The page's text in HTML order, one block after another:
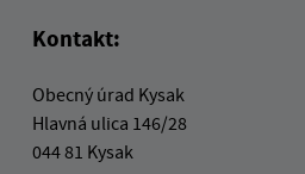
Kontakt:
Obecný úrad Kysak
Hlavná ulica 146/28
044 81 Kysak